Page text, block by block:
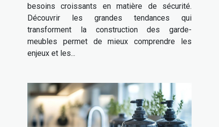
besoins croissants en matière de sécurité.
Découvrir les grandes tendances qui
transforment la construction des garde-
meubles permet de mieux comprendre les
enjeux et les...